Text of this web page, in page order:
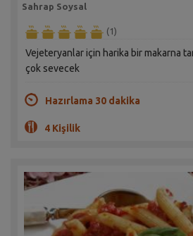
Sahrap Soysal
(1)
Vejeteryanlar için harika bir makarna
çok sevecek
Hazırlama 30 dakika
4 Kişilik